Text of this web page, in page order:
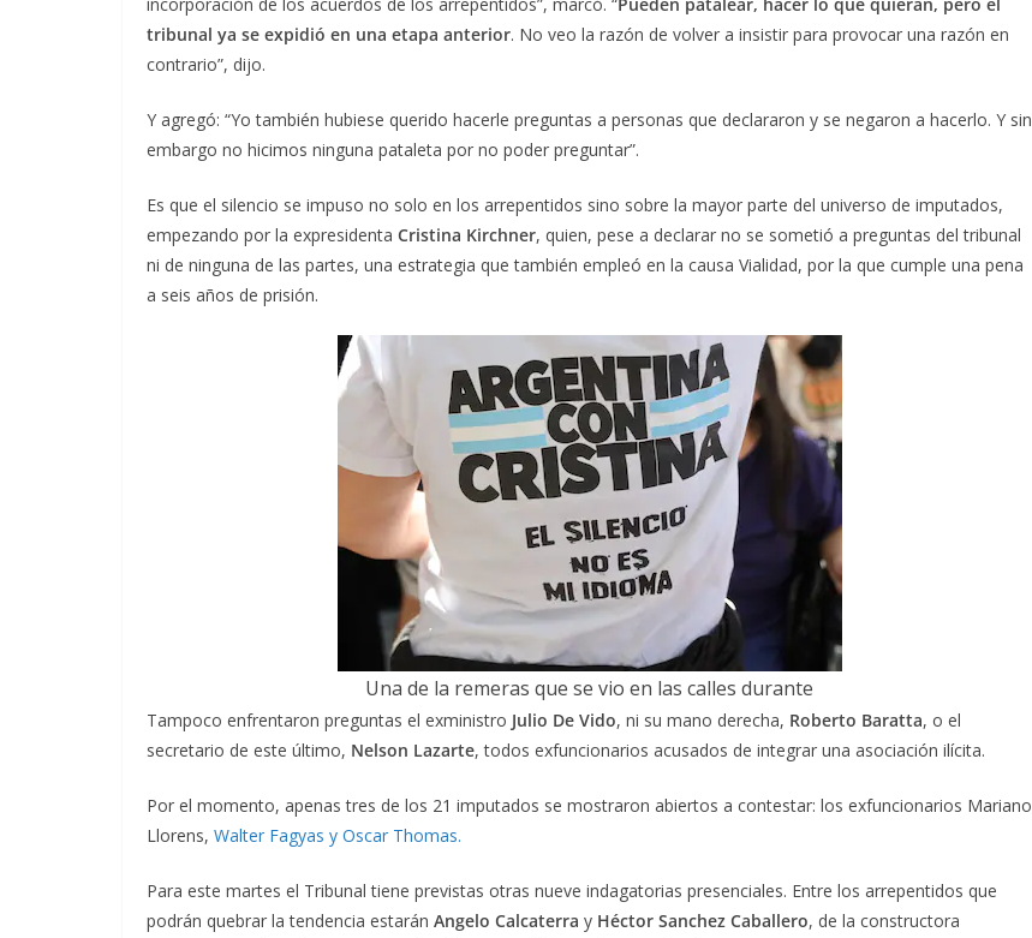
tribunal ya se expidió en una etapa anterior. No veo la razón de volver a insistir para provocar una razón en
contrario”, dijo.
Y agregó: “Yo también hubiese querido hacerle preguntas a personas que declararon y se negaron a hacerlo. Y sin
embargo no hicimos ninguna pataleta por no poder preguntar”.
Es que el silencio se impuso no solo en los arrepentidos sino sobre la mayor parte del universo de imputados,
empezando por la expresidenta Cristina Kirchner, quien, pese a declarar no se sometió a preguntas del tribunal
ni de ninguna de las partes, una estrategia que también empleó en la causa Vialidad, por la que cumple una pena
a seis años de prisión.
Una de la remeras que se vio en las calles durante
Tampoco enfrentaron preguntas el exministro Julio De Vido, ni su mano derecha, Roberto Baratta, o el
secretario de este último, Nelson Lazarte, todos exfuncionarios acusados de integrar una asociación ilícita.
Por el momento, apenas tres de los 21 imputados se mostraron abiertos a contestar: los exfuncionarios Mariano
Llorens, Walter Fagyas y Oscar Thomas.
Para este martes el Tribunal tiene previstas otras nueve indagatorias presenciales. Entre los arrepentidos que
podrán quebrar la tendencia estarán Angelo Calcaterra y Héctor Sanchez Caballero, de la constructora